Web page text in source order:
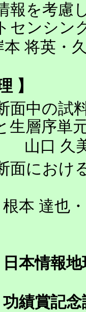
を考慮し
センシン
本 将英・
】
中の試料
生層序単
山口 久
における
本 達也
本情報地
功績賞記